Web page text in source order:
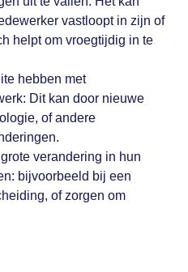
vastloopt in zijn of
helpt om vroegtijdig in te
hebben met
Dit kan door nieuwe
of andere
verandering in hun
bijvoorbeeld bij een
of zorgen om